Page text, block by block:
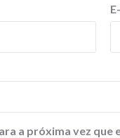
a próxima vez que